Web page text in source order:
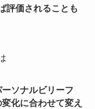
評価されることも
ソナルビリーフ
化に合わせて変え